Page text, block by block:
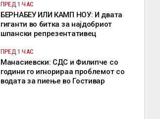
ПРЕД 1 ЧАС
БЕРНАБЕУ ИЛИ КАМП НОУ: И двата
гиганти во битка за најдобриот
шпански репрезентативец
ПРЕД 1 ЧАС
Манасиевски: СДС и Филипче со
години го игнорираа проблемот со
водата за пиење во Гостивар